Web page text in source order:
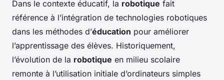
Dans le contexte éducatif, la robotique fait
référence à l’intégration de technologies robotiques
dans les méthodes d’éducation pour améliorer
l’apprentissage des élèves. Historiquement,
l’évolution de la robotique en milieu scolaire
remonte à l’utilisation initiale d’ordinateurs simples